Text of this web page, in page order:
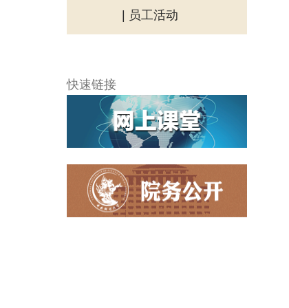
| 员工活动
快速链接